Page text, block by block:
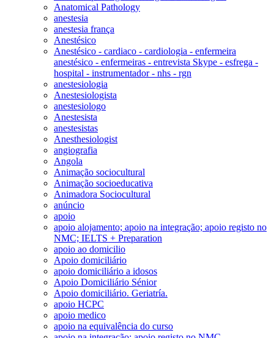
Anatomical Pathology
anestesia
anestesia frança
Anestésico
Anestésico - cardiaco - cardiologia - enfermeira
anestésico - enfermeiras - entrevista Skype - esfrega -
hospital - instrumentador - nhs - rgn
anestesiologia
Anestesiologista
anestesiologo
Anestesista
anestesistas
Anesthesiologist
angiografia
Angola
Animação sociocultural
Animação socioeducativa
Animadora Sociocultural
anúncio
apoio
apoio alojamento; apoio na integração; apoio registo no
NMC; IELTS + Preparation
apoio ao domicilio
Apoio domiciliário
apoio domiciliário a idosos
Apoio Domiciliário Sénior
Apoio domiciliário. Geriatría.
apoio HCPC
apoio medico
apoio na equivalência do curso